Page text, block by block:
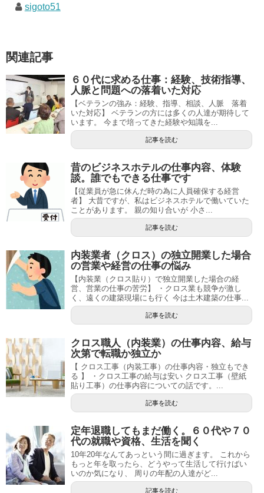
sigoto51
関連記事
６０代に求める仕事：経験、技術指導、
人脈と問題への落着いた対応
【ベテランの強み：経験、指導、相談、人脈 落着
いた対応】 ベテランの方には多くの人達が期待して
います。 今まで培ってきた経験や知識を...
記事を読む
昔のビジネスホテルの仕事内容、体験
談。誰でもできる仕事です
【従業員が急に休んだ時の為に人員確保する経営
者】 大昔ですが、私はビジネスホテルで働いていた
ことがあります。 親の知り合いが 小さ...
記事を読む
内装業者（クロス）の独立開業した場合
の営業や経営の仕事の悩み
【内装業（クロス貼り）で独立開業した場合の経
営、営業の仕事の苦労】 ・クロス業も競争が激し
く、遠くの建築現場にも行く 今は土木建築の仕事...
記事を読む
クロス職人（内装業）の仕事内容、給与
次第で転職か独立か
【 クロス工事（内装工事）の仕事内容・独立もでき
る 】 ・クロス工事の給与は安い クロス工事（壁紙
貼り工事）の仕事内容についての話です。...
記事を読む
定年退職してもまだ働く。６０代や７０
代の就職や資格、生活を聞く
10年20年なんてあっという間に過ぎます。 これから
もっと年を取ったら、どうやって生活して行けばい
いのか気になり、 周りの年配の人達がど...
記事を読む